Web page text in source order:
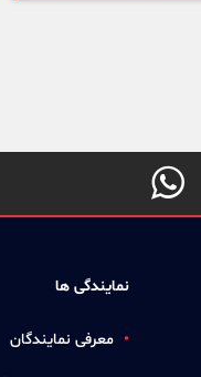

نمایندگی ها
معرفی نمایندگان